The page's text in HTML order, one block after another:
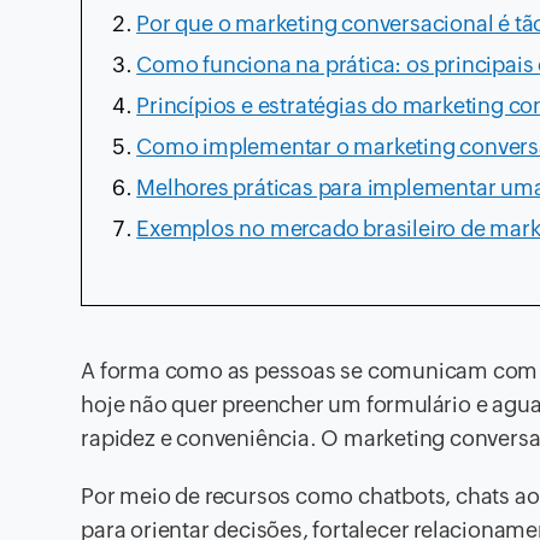
Por que o marketing conversacional é
Como funciona na prática: os principais
Princípios e estratégias do marketing
Como implementar o marketing
Melhores práticas para implementar
Exemplos no mercado brasileiro de
A forma como as pessoas se comunicam
hoje não quer preencher um formulário e
rapidez e conveniência. O marketing
Por meio de recursos como chatbots, chats
para orientar decisões, fortalecer